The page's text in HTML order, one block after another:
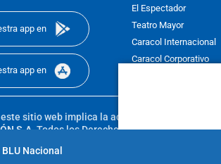
app en
app en
El Espectador
Teatro Mayor
Caracol Internacional
Caracol Corporativo
este sitio web implica la aceptación de los
S.A.Todos los Derechos Reservados D.R.A.
escrita de su titular. Reproduction in
BLU Nacional